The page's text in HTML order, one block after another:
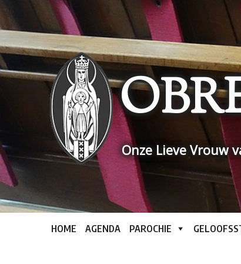
Skip
content
Onze Lieve Vrouw
HOME AGENDA PAROCHIE